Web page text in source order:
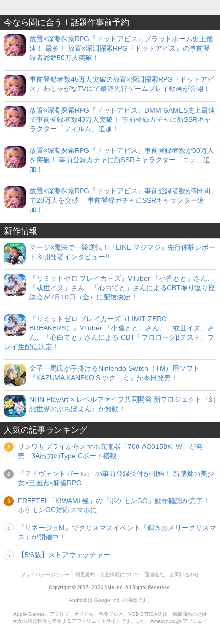
今なら間に合う！話題作事前予約
放置×深淵探索RPG『ドットアビス』プラットホーム史上最
速！ 最多！ 放置×深淵探索RPG『ドットアビス』の事前登
録者総数50万人突破！
事前登録者数45万人突破の放置×深淵探索RPG『ドットアビ
ス』わしゃがなTVにて最速先行ゲームプレイ動画が公開！
放置×深淵探索RPG『ドットアビス』DMM GAMES史上最速
で事前登録者数40万人突破！ 事前登録ガチャに新SSRキャ
ラクター「フィルム」追加！
放置×深淵探索RPG『ドットアビス』事前登録者数が30万人
を突破！ 事前登録ガチャに新SSRキャラクター「ニナ」追
加！
放置×深淵探索RPG『ドットアビス』事前登録者数が5日間
で20万人を突破！ 事前登録ガチャにSSRキャラクター追
加！
新作情報
マージ×魔法で一発逆転！『LINE マジマジ』先行体験レポー
ト＆開発者インタビュー!!
『リミットゼロ ブレイカーズ』VTuber 「小雀とと」さん、
「或世イヌ」さん、「心白てと」さんによるCBT振り返り座
談会が7月10日（金）に配信決定！
『リミットゼロ ブレイカーズ（LIMIT ZERO
BREAKERS）』VTuber 「小雀とと」さん、「或世イヌ」さ
ん、「心白てと」さんによる CBT「プロローグβテスト」プ
レイ生配信決定！
金子一馬氏が手掛けるNintendo Switch（TM）用ソフト
『KAZUMA KANEKO'S ツクヨミ』が本日発売！
NHN PlayArt × レベルファイブ共同開発 新プロジェクト『幻
想世界のぷちぽよん』が始動！
人気の記事ランキング
サンワサプライからスマホ充電器「700-AC015BK_W」が発
売！3A出力のType Cポート搭載
『アドヴェントガール』 の事前登録受付が開始！ 新感覚の美少
女×三国志×麻雀RPG
FREETEL「KIWAMI 極」の『ポケモンGO』動作確認が完了！
ポケモンGO対応スマホに
『リネージュM』でクリスマスイベント「輝きのメリークリスマ
ス」が開催中！
【5/6版】ストアウォッチャー
プライバシーポリシー 利用規約 広告掲載について 運営会社 お問い合わせ
Copyright © 2007- 2026 Nyle Inc. All Rights Reserved.
Android は Google Inc. の商標です。
Appliv Games、アプリブ、カイドキ、宅食グルメ、VOD STREAM は、掲載商品の提供
元から紹介料等を受領するアフィリエイトサイトです。また、Amazon.co.jp アソシエイ